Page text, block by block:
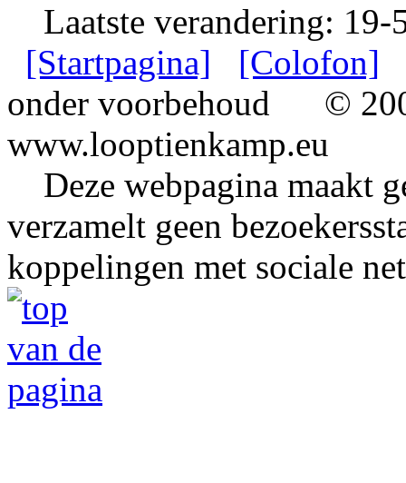
Laatste verandering: 19-
[Startpagina]
[Colofon]
onder voorbehoud ©
www.looptienkamp.eu
Deze webpagina maakt
verzamelt geen
koppelingen met sociale